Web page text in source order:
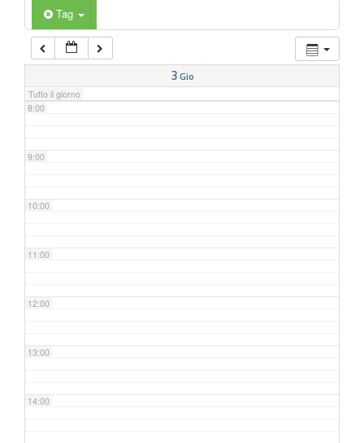
Tag
3Gio
Tutto il giorno
6:00
7:00
8:00
9:00
10:00
11:00
12:00
13:00
14:00